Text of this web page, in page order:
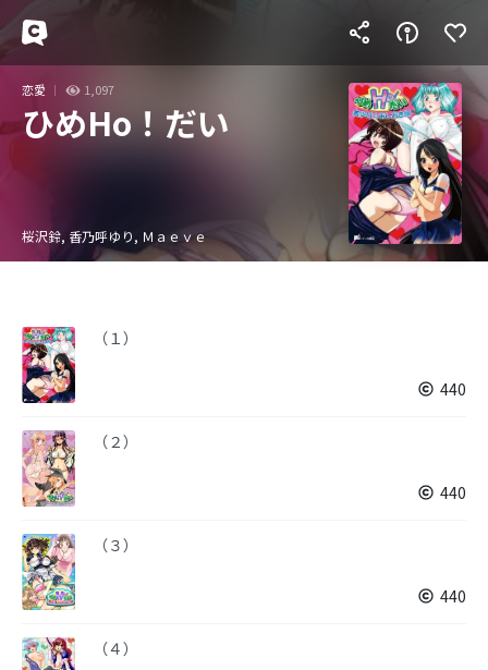
恋愛 1,097
ひめHo！だい
桜沢鈴, 香乃呼ゆり, Ｍａｅｖｅ
（１）
440
（２）
440
（３）
440
（４）